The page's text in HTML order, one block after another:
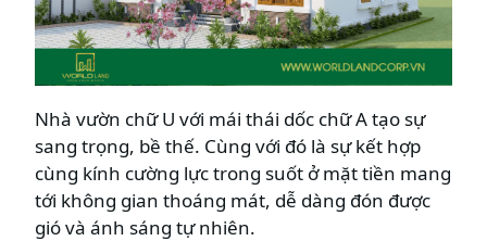
Nhà vườn chữ U với mái thái dốc chữ A tạo sự
sang trọng, bề thế. Cùng với đó là sự kết hợp
cùng kính cường lực trong suốt ở mặt tiền mang
tới không gian thoáng mát, dễ dàng đón được
gió và ánh sáng tự nhiên.